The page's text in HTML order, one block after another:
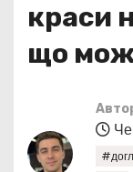
краси
що